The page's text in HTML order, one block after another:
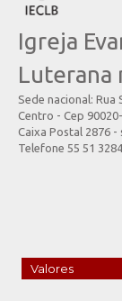
Igreja
Luterana
Sede nacional: Rua
Centro - Cep
Caixa Postal 2876
Telefone 55 51
Valores